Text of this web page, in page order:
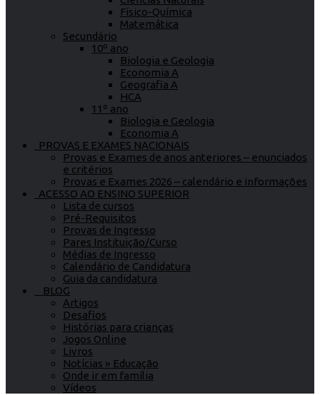
Físico-Química
Matemática
Secundário
10º ano
Biologia e Geologia
Economia A
Geografia A
HCA
11º ano
Biologia e Geologia
Economia A
PROVAS E EXAMES NACIONAIS
Provas e Exames de anos anteriores – enunciados
e critérios
Provas e Exames 2026 – calendário e informações
ACESSO AO ENSINO SUPERIOR
Lista de cursos
Pré-Requisitos
Provas de Ingresso
Pares Instituição/Curso
Médias de Ingresso
Calendário de Candidatura
Guia da candidatura
BLOG
Artigos
Desafios
Histórias para crianças
Jogos Online
Livros
Notícias » Educação
Onde ir em família
Vídeos